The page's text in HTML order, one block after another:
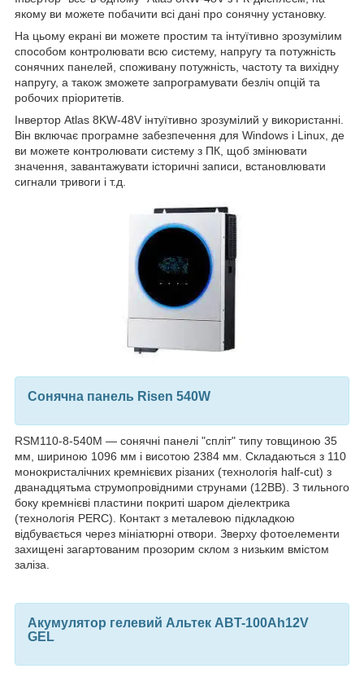
якому ви можете побачити всі дані про сонячну установку.
На цьому екрані ви можете простим та інтуїтивно зрозумілим
способом контролювати всю систему, напругу та потужність
сонячних панелей, споживану потужність, частоту та вихідну
напругу, а також зможете запрограмувати безліч опцій та
робочих пріоритетів.
Інвертор Atlas 8KW-48V інтуїтивно зрозумілий у використанні.
Він включає програмне забезпечення для Windows і Linux, де
ви можете контролювати систему з ПК, щоб змінювати
значення, завантажувати історичні записи, встановлювати
сигнали тривоги і т.д.
Сонячна панель Risen 540W
RSM110-8-540M — сонячні панелі "спліт" типу товщиною 35
мм, шириною 1096 мм і висотою 2384 мм. Складаються з 110
монокристалічних кремнієвих різаних (технологія half-cut) з
дванадцятьма струмопровідними струнами (12ВВ). З тильного
боку кремнієві пластини покриті шаром діелектрика
(технологія PERC). Контакт з металевою підкладкою
відбувається через мініатюрні отвори. Зверху фотоелементи
захищені загартованим прозорим склом з низьким вмістом
заліза.
Акумулятор гелевий Альтек ABT-100Аh12V
GEL